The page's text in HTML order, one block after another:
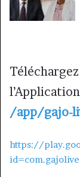
Téléchargez
/app/gajo-
https://